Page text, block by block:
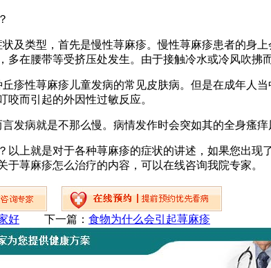
及类型，首先是慢性荨麻疹。慢性荨麻疹患者的身
多在腰带等受挤压处发生。由于接触冷水或冷风吹拂
疹性荨麻疹儿童发病的常见皮肤病。但是在成年人
咬而引起的外因性过敏反应。
发病就是不那么慢。病情发作时会突如其的全身瘙
以上就是对于各种荨麻疹的症状的讲述，如果您出现
于荨麻疹怎么治疗的内容，可以在线咨询我院专家。
好 下一篇： 食物为什么会引起荨麻疹